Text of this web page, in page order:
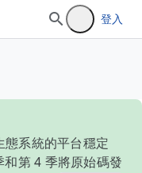
登入
態系統的平台穩定
第 4 季將原始碼發